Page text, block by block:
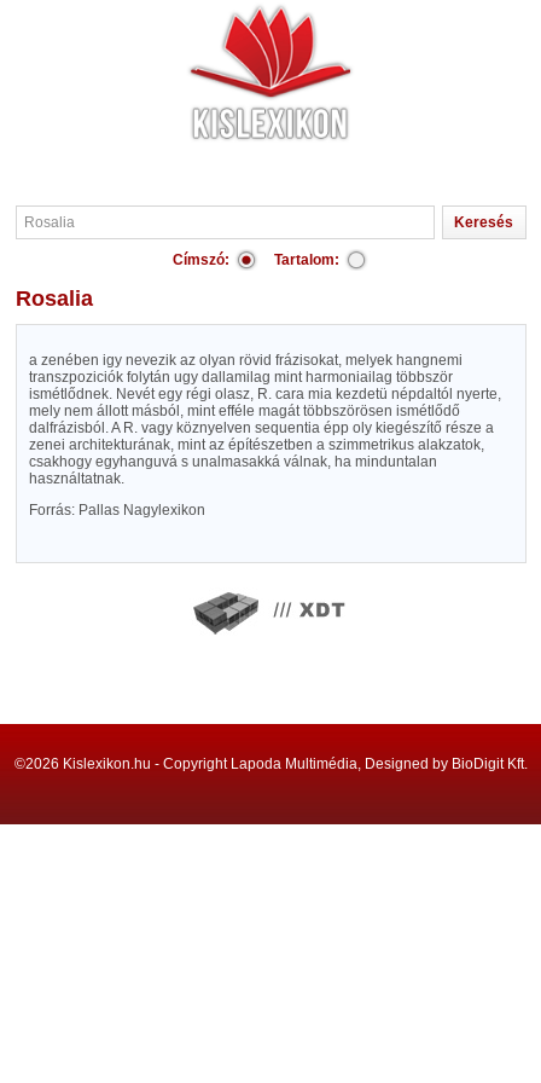
Címszó: Tartalom:
Rosalia
a zenében igy nevezik az olyan rövid frázisokat, melyek hangnemi
transzpoziciók folytán ugy dallamilag mint harmoniailag többször
ismétlődnek. Nevét egy régi olasz, R. cara mia kezdetü népdaltól nyerte,
mely nem állott másból, mint efféle magát többszörösen ismétlődő
dalfrázisból. A R. vagy köznyelven sequentia épp oly kiegészítő része a
zenei architekturának, mint az építészetben a szimmetrikus alakzatok,
csakhogy egyhanguvá s unalmasakká válnak, ha minduntalan
használtatnak.
Forrás: Pallas Nagylexikon
©2026 Kislexikon.hu - Copyright Lapoda Multimédia, Designed by BioDigit Kft.